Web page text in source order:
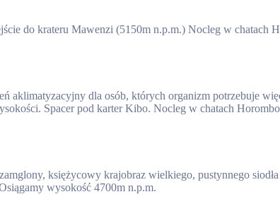
do krateru Mawenzi (5150m n.p.m.) Nocleg w chatach
aklimatyzacyjny dla osób, których organizm potrzebuje
Spacer pod karter Kibo. Nocleg w chatach
księżycowy krajobraz wielkiego, pustynnego
wysokość 4700m n.p.m.